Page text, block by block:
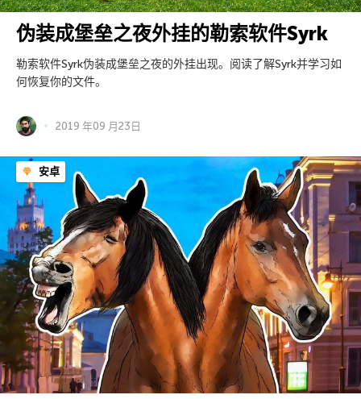
伪装成堡垒之夜外挂的勒索软件Syrk
勒索软件Syrk伪装成堡垒之夜的外挂出现。阅读了解Syrk并学习如
何恢复你的文件。
2019 年09 月23日
安卓